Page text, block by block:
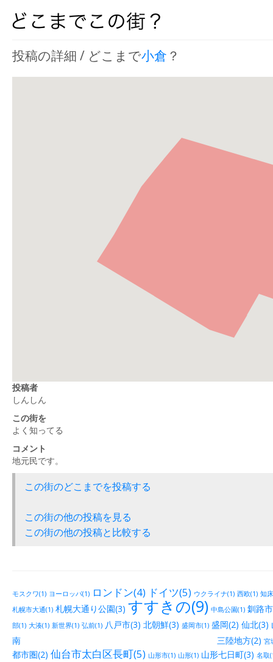
投稿の詳細 / どこまで小倉 ？
投稿者
しんしん
この街を
よく知ってる
コメント
地元民です。
この街のどこまでを投稿する
この街の他の投稿を見る
この街の他の投稿と比較する
モスクワ(1) ヨーロッパ(1) ロンドン(4) ドイツ(5) ウクライナ(1) 西欧(1) 知
札幌市大通(1) 札幌大通り公園(3) すすきの(9) 中島公園(1) 釧路
部(1) 大湊(1) 新世界(1) 弘前(1) 八戸市(3) 北朝鮮(3) 盛岡市(1) 盛岡(2) 仙北(3)
南 三陸地方(2) 宮
都市圏(2) 仙台市太白区長町(5) 山形市(1) 山形(1) 山形七日町(3) 名取